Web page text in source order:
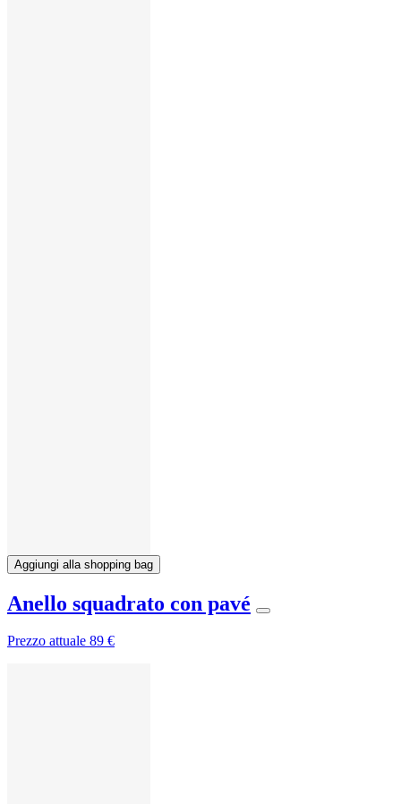
Aggiungi alla shopping bag
Anello squadrato con pavé
Prezzo attuale 89 €